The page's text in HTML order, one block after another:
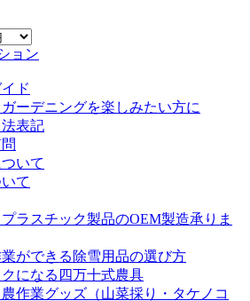
ョン
ド
ーデニングを楽しみたい方に
表記
いて
て
ラスチック製品のOEM製造承りま
ができる除雪用品の選び方
になる四万十式農具
作業グッズ（山菜採り・タケノコ